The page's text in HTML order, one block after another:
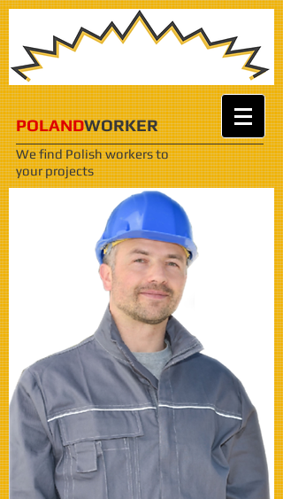
POLANDWORKER
We find Polish workersto
your projects